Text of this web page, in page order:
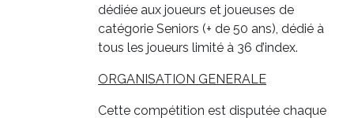
dédiée aux joueurs et joueuses de
catégorie Seniors (+ de 50 ans), dédié à
tous les joueurs limité à 36 d’index.
ORGANISATION GENERALE
Cette compétition est disputée chaque